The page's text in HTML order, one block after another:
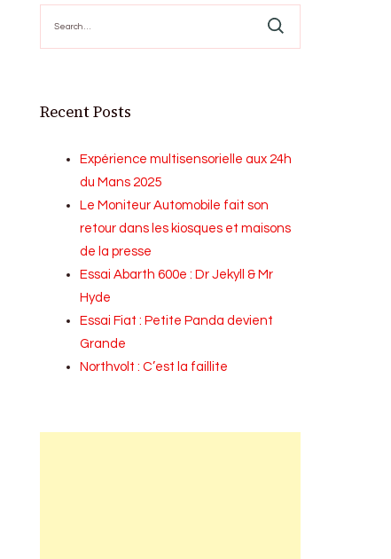
for:
Recent Posts
Expérience multisensorielle aux 24h
du Mans 2025
Le Moniteur Automobile fait son
retour dans les kiosques et maisons
de la presse
Essai Abarth 600e : Dr Jekyll & Mr
Hyde
Essai Fiat : Petite Panda devient
Grande
Northvolt : C’est la faillite